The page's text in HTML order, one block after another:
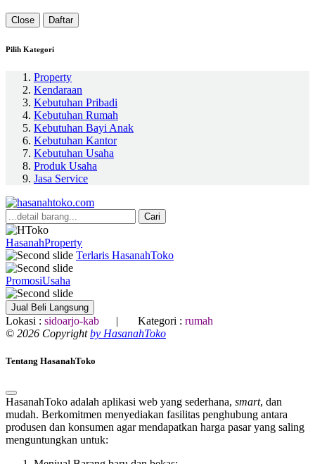
Close Daftar
Pilih Kategori
Property
Kendaraan
Kebutuhan Pribadi
Kebutuhan Rumah
Kebutuhan Bayi Anak
Kebutuhan Kantor
Kebutuhan Usaha
Produk Usaha
Jasa Service
Cari
HasanahProperty
Terlaris HasanahToko
PromosiUsaha
Jual Beli Langsung
Lokasi : sidoarjo-kab | Kategori : rumah
© 2026 Copyrightby HasanahToko
Tentang HasanahToko
HasanahToko adalah aplikasi web yang sederhana, smart, dan
mudah. Berkomitmen menyediakan fasilitas penghubung antara
produsen dan konsumen agar mendapatkan harga pasar yang saling
menguntungkan untuk: